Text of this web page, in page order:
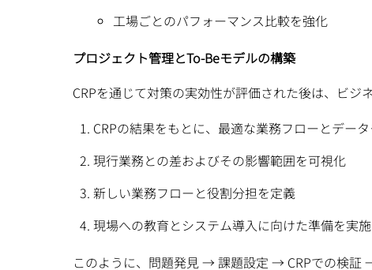
工場ごとのパフォーマンス比較を強化
プロジェクト管理とTo-Beモデルの構築
CRPを通じて対策の実効性が評価された後は、ビジ
CRPの結果をもとに、最適な業務フローとデー
現行業務との差およびその影響範囲を可視化
新しい業務フローと役割分担を定義
現場への教育とシステム導入に向けた準備を実施
このように、問題発見 → 課題設定 → CRPでの検証